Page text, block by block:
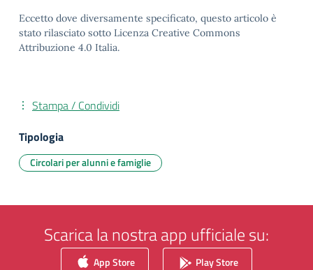
Eccetto dove diversamente specificato, questo articolo è
stato rilasciato sotto Licenza Creative Commons
Attribuzione 4.0 Italia.
Stampa / Condividi
Tipologia
Circolari per alunni e famiglie
Scarica la nostra app ufficiale su:
App Store Play Store